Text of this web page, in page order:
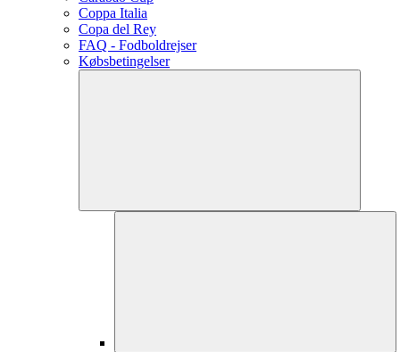
Coppa Italia
Copa del Rey
FAQ - Fodboldrejser
Købsbetingelser